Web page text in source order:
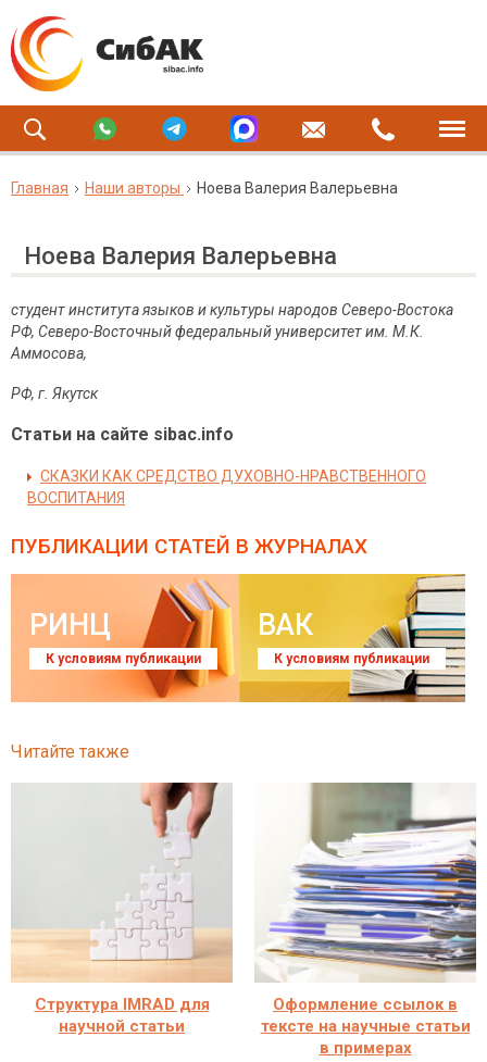
Главная Наши авторы Ноева Валерия Валерьевна
Ноева Валерия Валерьевна
студент института языков и культуры народов Северо-Востока
РФ, Северо-Восточный федеральный университет им. М.К.
Аммосова,
РФ, г. Якутск
Статьи на сайте sibac.info
СКАЗКИ КАК СРЕДСТВО ДУХОВНО-НРАВСТВЕННОГО
ВОСПИТАНИЯ
ПУБЛИКАЦИИ СТАТЕЙ В ЖУРНАЛАХ
РИНЦ
К условиям публикации
ВАК
К условиям публикации
Читайте также
Структура IMRAD для
научной статьи
Оформление ссылок в
тексте на научные статьи
в примерах